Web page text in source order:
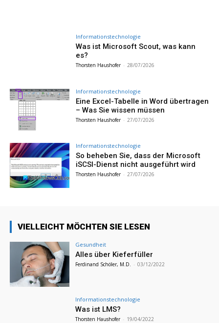
Informationstechnologie
Was ist Microsoft Scout, was kann
es?
Thorsten Haushofer - 28/07/2026
Informationstechnologie
Eine Excel-Tabelle in Word übertragen
– Was Sie wissen müssen
Thorsten Haushofer - 27/07/2026
Informationstechnologie
So beheben Sie, dass der Microsoft
iSCSI-Dienst nicht ausgeführt wird
Thorsten Haushofer - 27/07/2026
VIELLEICHT MÖCHTEN SIE LESEN
Gesundheit
Alles über Kieferfüller
Ferdinand Schöler, M.D. - 03/12/2022
Informationstechnologie
Was ist LMS?
Thorsten Haushofer - 19/04/2022